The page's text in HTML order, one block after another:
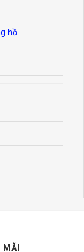
hồ